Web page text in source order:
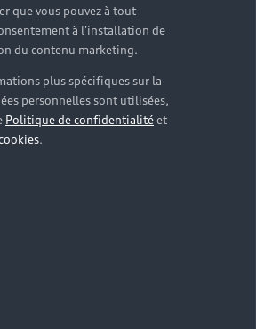
que vous pouvez à tout
à l'installation de
du contenu marketing.
plus spécifiques sur la
personnelles sont utilisées,
Politique de confidentialitéet
.